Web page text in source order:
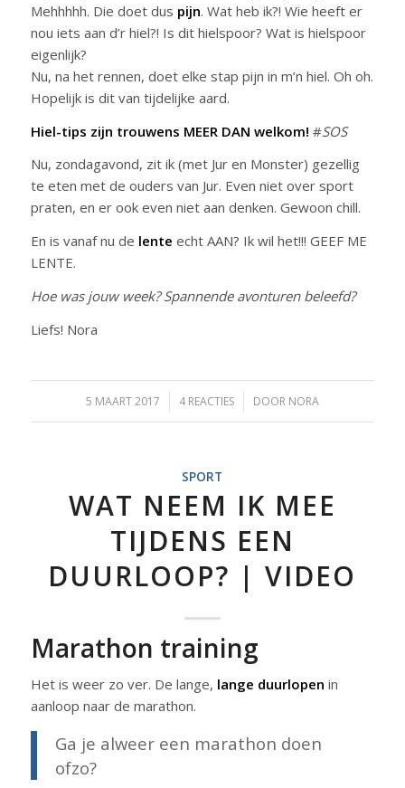
Mehhhhh. Die doet dus pijn. Wat heb ik?! Wie heeft er
nou iets aan d’r hiel?! Is dit hielspoor? Wat is hielspoor
eigenlijk?
Nu, na het rennen, doet elke stap pijn in m’n hiel. Oh oh.
Hopelijk is dit van tijdelijke aard.
Hiel-tips zijn trouwens MEER DAN welkom! #SOS
Nu, zondagavond, zit ik (met Jur en Monster) gezellig
te eten met de ouders van Jur. Even niet over sport
praten, en er ook even niet aan denken. Gewoon chill.
En is vanaf nu de lente echt AAN? Ik wil het!!! GEEF ME
LENTE.
Hoe was jouw week? Spannende avonturen beleefd?
Liefs! Nora
5 MAART 2017
/ 4 REACTIES
/ DOOR NORA
SPORT
WAT NEEM IK MEE
TIJDENS EEN
DUURLOOP? | VIDEO
Marathon training
Het is weer zo ver. De lange, lange duurlopen in
aanloop naar de marathon.
Ga je alweer een marathon doen
ofzo?